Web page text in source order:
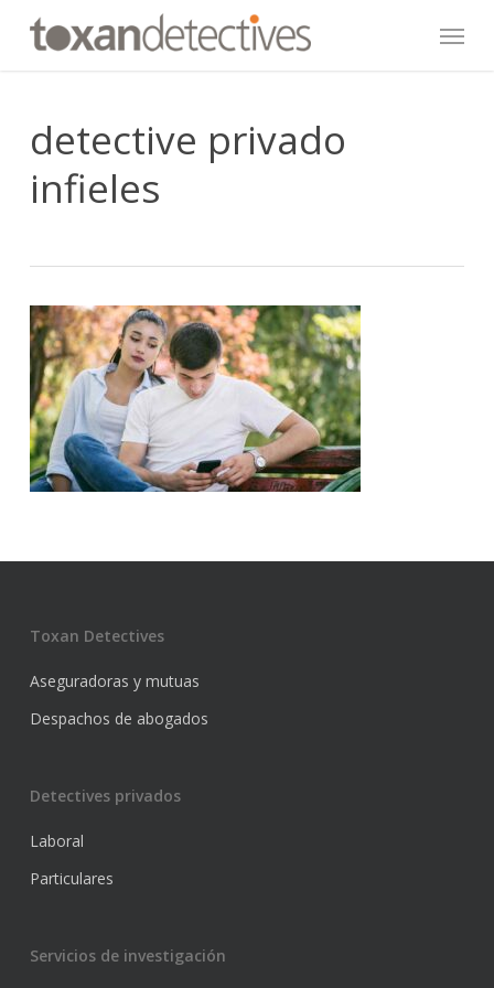
Menu
detective privado
infieles
Toxan Detectives
Aseguradoras y mutuas
Despachos de abogados
Detectives privados
Laboral
Particulares
Servicios de investigación